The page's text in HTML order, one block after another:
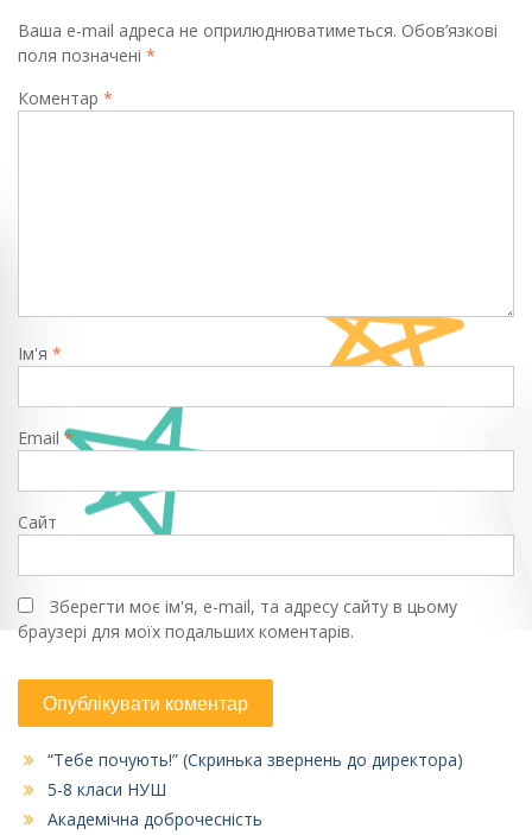
Ваша e-mail адреса не оприлюднюватиметься. Обов’язкові
поля позначені *
Коментар *
Ім'я *
Email *
Сайт
Зберегти моє ім'я, e-mail, та адресу сайту в цьому
браузері для моїх подальших коментарів.
“Тебе почують!” (Скринька звернень до директора)
5-8 класи НУШ
Академічна доброчесність